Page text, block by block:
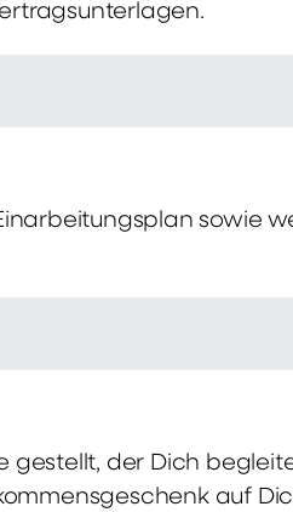
sowie
gestellt, der Dich
auf